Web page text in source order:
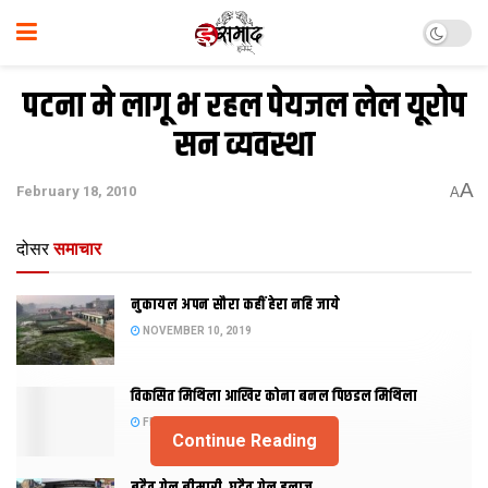
पटना मे लागू भ रहल पेयजल लेल यूरोप
सन व्यवस्था
February 18, 2010 AA
दोसर समाचार
नुकायल अपन सौरा कहीं हेरा नहि जाये
NOVEMBER 10, 2019
विकसित मिथिला आखिर कोना बनल पिछडल मिथिला
FEBRUARY 23, 2019
Continue Reading